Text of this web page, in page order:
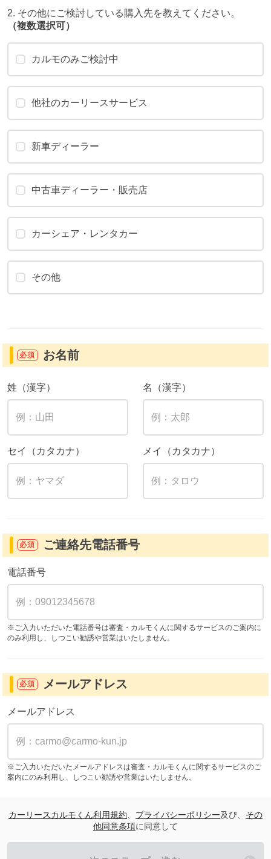
2. その他にご検討している購入先を教えてください。
（複数選択可）
カルモのみご検討中
他社のカーリースサービス
新車ディーラー
中古車ディーラー・販売店
カーシェア・レンタカー
その他
必須 お名前
姓（漢字） 名（漢字）
セイ（カタカナ） メイ（カタカナ）
必須 ご連絡先電話番号
電話番号
※ご入力いただいた電話番号は審査・カルモくんに関するサービスのご案内に
のみ利用し、しつこい勧誘や営業はいたしません。
必須 メールアドレス
メールアドレス
※ご入力いただいたメールアドレスは審査・カルモくんに関するサービスのご
案内にのみ利用し、しつこい勧誘や営業はいたしません。
カーリースカルモくん利用規約 プライバシーポリシー及び、 その
他同意条項に同意して